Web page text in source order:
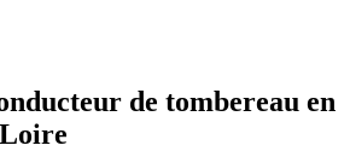
de tombereau en